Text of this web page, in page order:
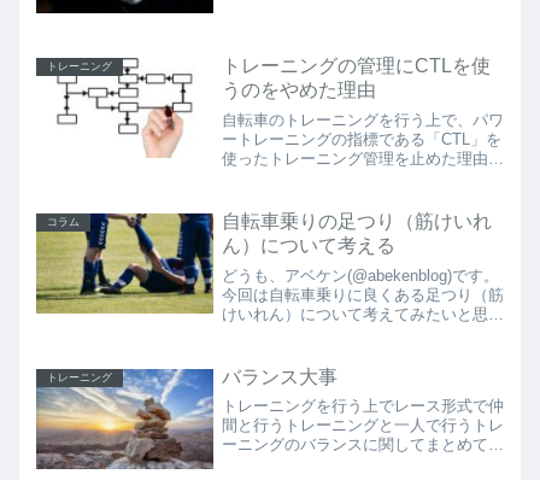
トレーニング
トレーニングの管理にCTLを使
うのをやめた理由
自転車のトレーニングを行う上で、パワ
ートレーニングの指標である「CTL」を
使ったトレーニング管理を止めた理由を
コラム
自転車乗りの足つり（筋けいれ
ん）について考える
どうも、アベケン(@abekenblog)です。
今回は自転車乗りに良くある足つり（筋
けいれん）について考えてみたいと思い
りそう…つりそう…あっあっ、ああああ
あぁぁぁ（悶...
トレーニング バランス大事
トレーニングを行う上でレース形式で仲
間と行うトレーニングと一人で行うトレ
ーニングのバランスに関してまとめてみ